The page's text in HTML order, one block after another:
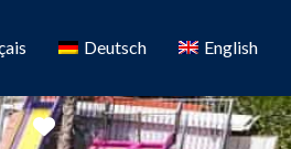
Deutsch English
Favoriete